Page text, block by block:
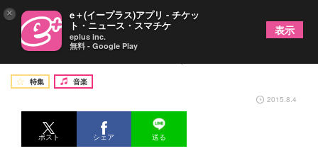
【今日の編集部】明日来るはずが、はや一週間……
特集
音楽
2015.8.4
ポスト シェア 送る
× e＋(イープラス)アプリ - チケッ
ト・ニュース・スマチケ
eplus inc.
無料 - Google Play
表示